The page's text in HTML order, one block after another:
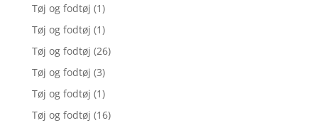
Tøj og fodtøj (1)
Tøj og fodtøj (1)
Tøj og fodtøj (26)
Tøj og fodtøj (3)
Tøj og fodtøj (1)
Tøj og fodtøj (16)